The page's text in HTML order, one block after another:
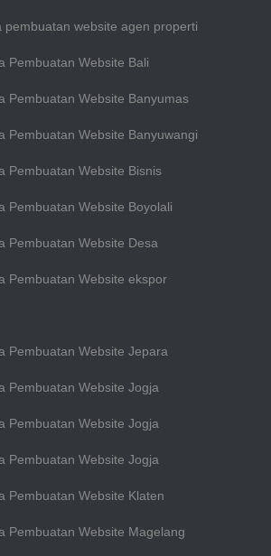
pembuatan website agen properti
Pembuatan Website Bali
Pembuatan Website Banyumas
Pembuatan Website Banyuwangi
Pembuatan Website Bisnis
Pembuatan Website Boyolali
Pembuatan Website Desa
Pembuatan Website ekspor
Pembuatan Website Jepara
Pembuatan Website Jogja
Pembuatan Website Jogja
Pembuatan Website Jogja
Pembuatan Website Klaten
Pembuatan Website Magelang